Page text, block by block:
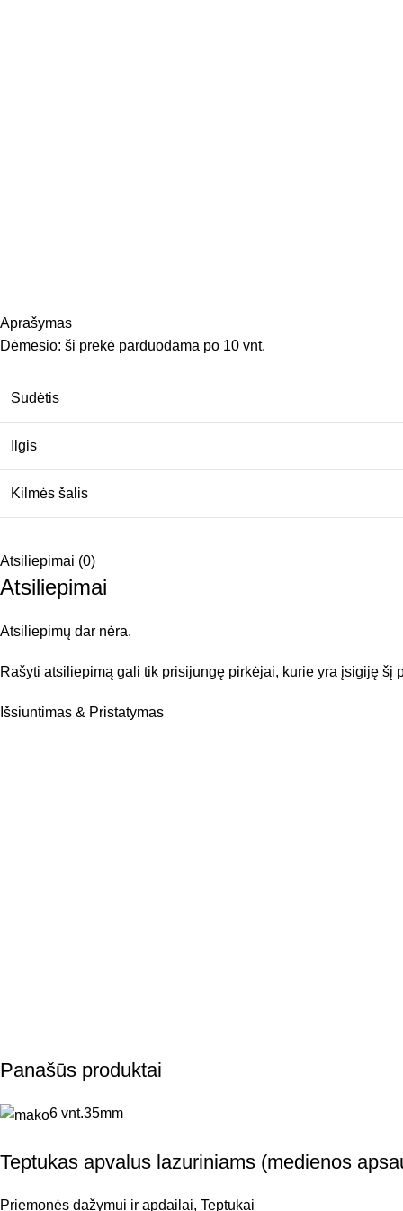
Aprašymas
Dėmesio: ši prekė parduodama po 10 vnt.
Sudėtis
Ilgis
Kilmės šalis
Atsiliepimai (0)
Atsiliepimai
Atsiliepimų dar nėra.
Rašyti atsiliepimą gali tik prisijungę pirkėjai, kurie yra įsigiję šį
Išsiuntimas & Pristatymas
Panašūs produktai
6 vnt.35mm
Teptukas apvalus lazuriniams (medienos
Priemonės dažymui ir apdailai, Teptukai